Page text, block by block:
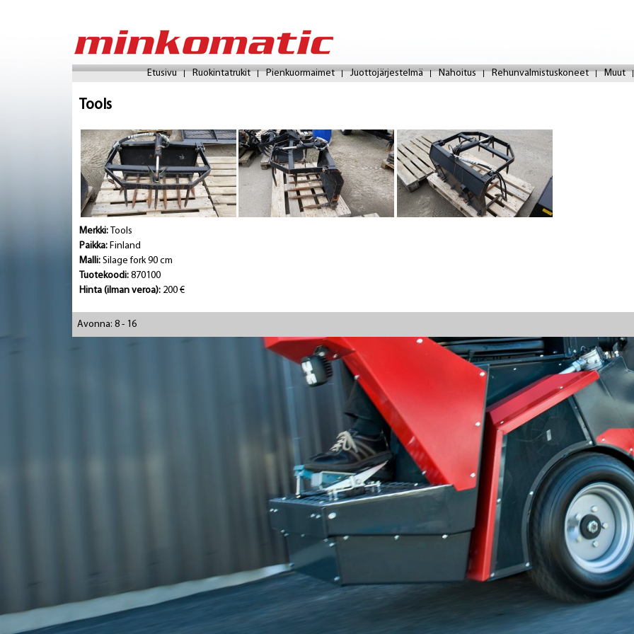
Etusivu
Ruokintatrukit Pienkuormaimet Juottojärjestelmä Nahoitus Rehunvalmistuskoneet Muut
Tools
Merkki: Tools
Paikka: Finland
Malli: Silage fork 90 cm
Tuotekoodi: 870100
Hinta (ilman veroa): 200 €
Avonna: 8 - 16